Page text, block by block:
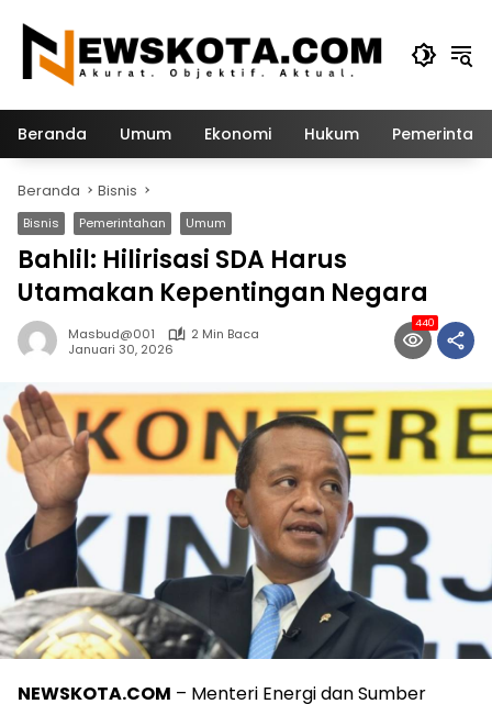
konten
Beranda Umum Ekonomi Hukum
Beranda Bisnis
Bisnis Pemerintahan Umum
Bahlil: Hilirisasi SDA Harus
Utamakan Kepentingan Negara
Masbud@001
2 Min Baca
Januari 30, 2026
440
NEWSKOTA.COM – Menteri Energi dan Sumber